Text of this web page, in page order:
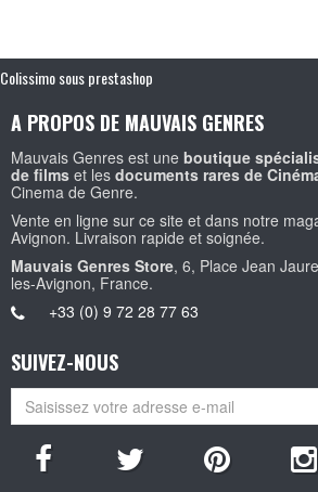
Colissimo sous prestashop
A PROPOS DE MAUVAIS GENRES
Mauvais Genres est une boutique
de films et les documents rares de
Cinema de Genre.
Vente en ligne sur ce site et dans notre
Avignon. Livraison rapide et soignée.
Mauvais Genres Store, 6, Place Jean
les-Avignon, France.
+33 (0) 9 72 28 77 63
SUIVEZ-NOUS